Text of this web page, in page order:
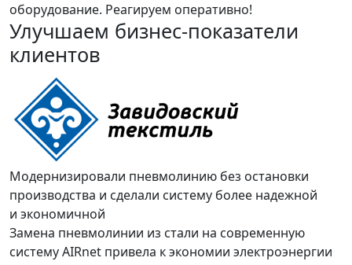
оборудование. Реагируем оперативно!
Улучшаем бизнес-показатели
клиентов
Модернизировали пневмолинию без остановки
производства и сделали систему более надежной
и экономичной
Замена пневмолинии из стали на современную
систему AIRnet привела к экономии электроэнергии